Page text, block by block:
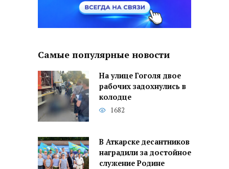
Самые популярные новости
На улице Гоголя двое
рабочих задохнулись в
колодце
1682
В Аткарске десантников
наградили за достойное
служение Родине